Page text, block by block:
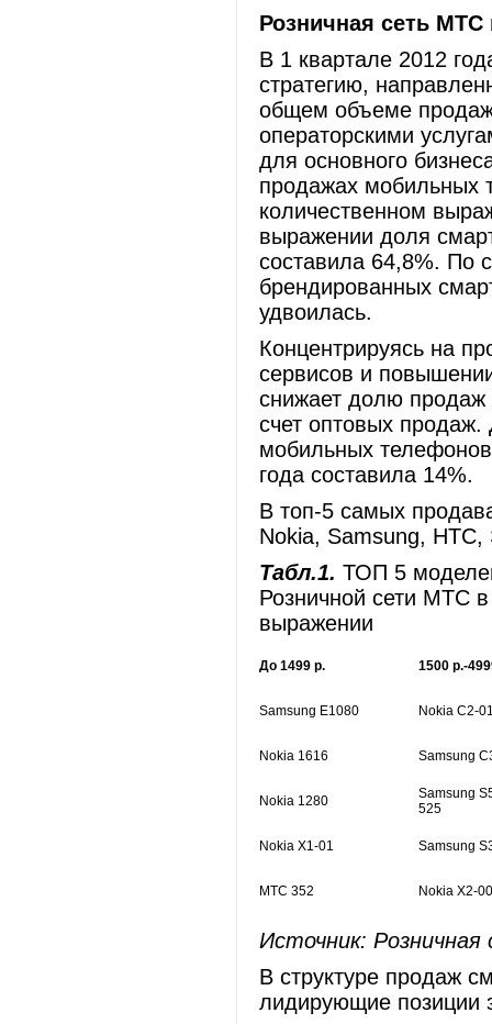
Розничная сеть МТС
В 1 квартале 2012
стратегию,
общем объеме
операторскими
для основного
продажах мобильных
количественном
выражении доля
составила 64,8%. По
брендированных
удвоилась.
Концентрируясь на
сервисов и
снижает долю
счет оптовых
мобильных
года составила 14%.
В топ-5 самых
Nokia, Samsung,
Табл.1. ТОП 5
Розничной сети МТС
выражении
До 1499 р. 1500 р.-
Samsung E1080 Nokia C2-
Nokia 1616 Samsung
Nokia 1280
Samsung
525
Nokia X1-01 Samsung
МТС 352 Nokia X2-00
Источник:
В структуре продаж
лидирующие позиции